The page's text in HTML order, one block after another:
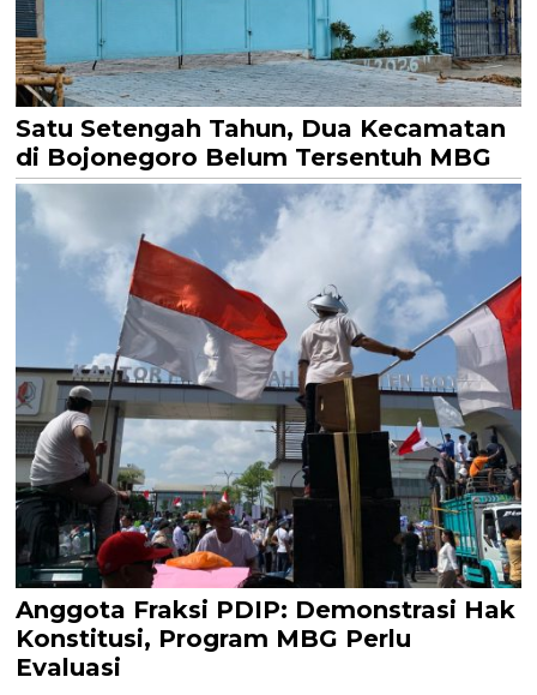
Satu Setengah Tahun, Dua Kecamatan
di Bojonegoro Belum Tersentuh MBG
Anggota Fraksi PDIP: Demonstrasi Hak
Konstitusi, Program MBG Perlu
Evaluasi